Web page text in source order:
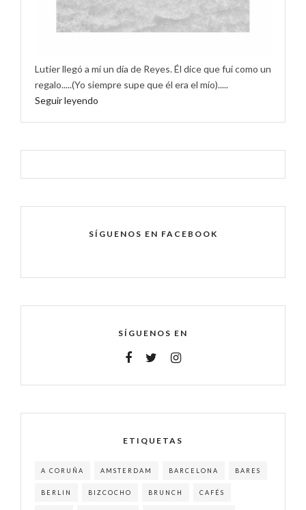
Lutier llegó a mí un día de Reyes. Él dice que fui como un
regalo.....(Yo siempre supe que él era el mío).....
Seguir leyendo
SÍGUENOS EN FACEBOOK
SÍGUENOS EN
ETIQUETAS
A CORUÑA AMSTERDAM BARCELONA BARES
BERLIN BIZCOCHO BRUNCH CAFÉS